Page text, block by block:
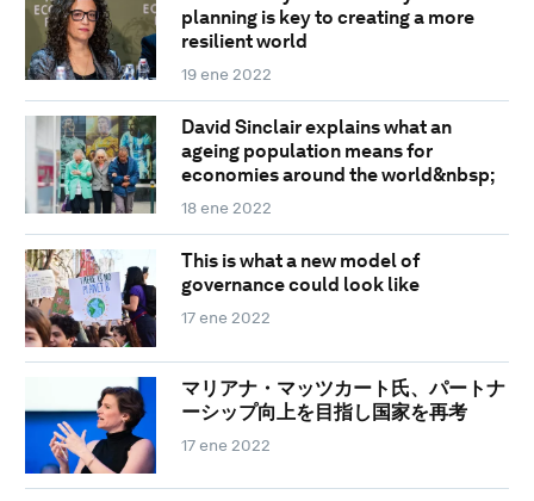
planning is key to creating a more
resilient world
19 ene 2022
David Sinclair explains what an
ageing population means for
economies around the world&nbsp;
18 ene 2022
This is what a new model of
governance could look like
17 ene 2022
マリアナ・マッツカート氏、パートナ
ーシップ向上を目指し国家を再考
17 ene 2022